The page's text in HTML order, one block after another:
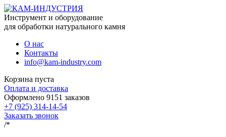
Инструмент и оборудование
для обработки натурального камня
О нас
Контакты
info@kam-industry.com
Корзина пуста
Оплата и доставка
Оформлено 9151 заказов
+7 (925) 314-14-54
Заказать звонок
/*